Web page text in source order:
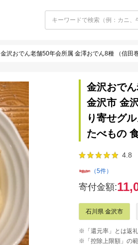
金沢おでん老舗50年会所属 金澤おでん8種 （信田巻入り）Sギフト | 石川県 金
金沢おで
金沢市 金
り寄せグ
たべもの
4.8
（5件）
寄付金額:
石川県 金沢市
※「還元率」とは返
※「控除上限額」の